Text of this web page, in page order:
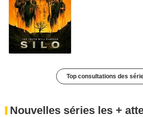
Top consultations des
Nouvelles séries les +